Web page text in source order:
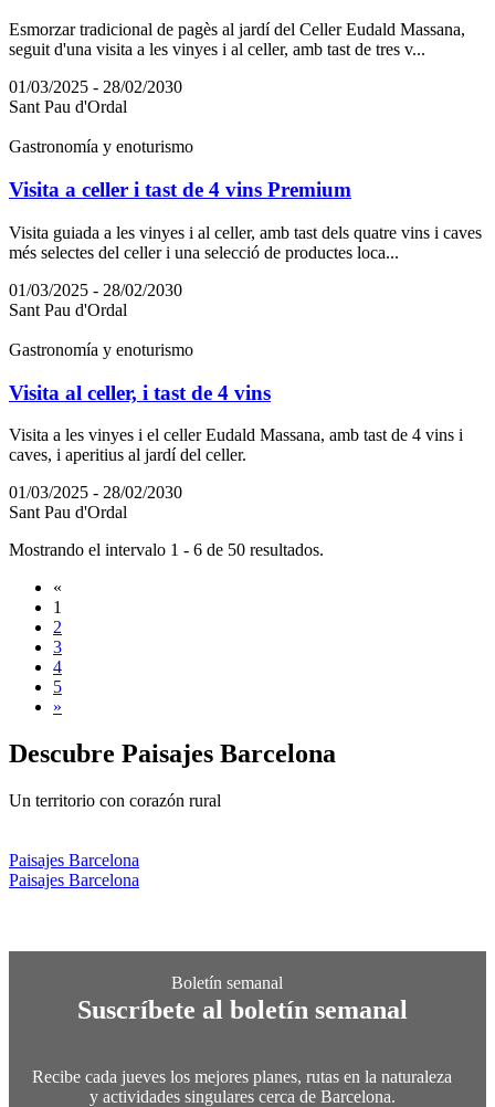
Esmorzar tradicional de pagès al jardí del Celler Eudald Massana,
seguit d'una visita a les vinyes i al celler, amb tast de tres v...
01/03/2025 - 28/02/2030
Sant Pau d'Ordal
Gastronomía y enoturismo
Visita a celler i tast de 4 vins Premium
Visita guiada a les vinyes i al celler, amb tast dels quatre vins i caves
més selectes del celler i una selecció de productes loca...
01/03/2025 - 28/02/2030
Sant Pau d'Ordal
Gastronomía y enoturismo
Visita al celler, i tast de 4 vins
Visita a les vinyes i el celler Eudald Massana, amb tast de 4 vins i
caves, i aperitius al jardí del celler.
01/03/2025 - 28/02/2030
Sant Pau d'Ordal
Mostrando el intervalo 1 - 6 de 50 resultados.
«
1
2
3
4
5
»
Descubre Paisajes Barcelona
Un territorio con corazón rural
Paisajes Barcelona
Paisajes Barcelona
Suscríbete al boletín semanal
Recibe cada jueves los mejores planes, rutas en la naturaleza
y actividades singulares cerca de Barcelona.